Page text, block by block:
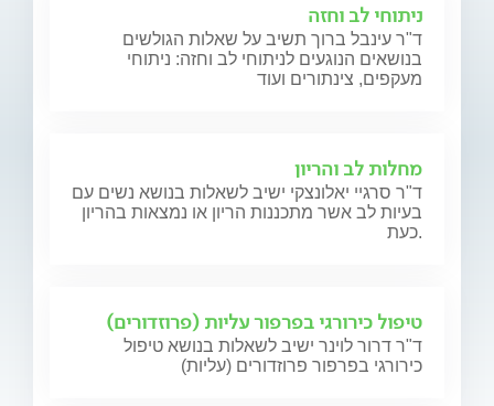
ניתוחי לב וחזה
ד"ר עינבל ברוך תשיב על שאלות הגולשים
בנושאים הנוגעים לניתוחי לב וחזה: ניתוחי
מעקפים, צינתורים ועוד
מחלות לב והריון
ד"ר סרגיי יאלונצקי ישיב לשאלות בנושא נשים עם
בעיות לב אשר מתכננות הריון או נמצאות בהריון
כעת.
טיפול כירורגי בפרפור עליות (פרוזדורים)
ד"ר דרור לוינר ישיב לשאלות בנושא טיפול
כירורגי בפרפור פרוזדורים (עליות)